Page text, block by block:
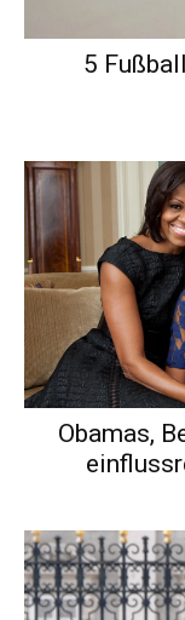
5
Obamas,